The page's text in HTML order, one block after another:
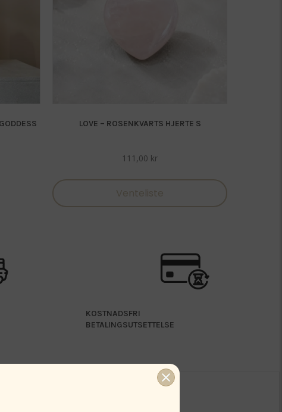
LOVE – ROSENKVARTS HJERTE S
111,00 kr
Venteliste
KOSTNADSFRI
BETALINGSUTSETTELSE